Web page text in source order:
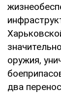
оружия,
два